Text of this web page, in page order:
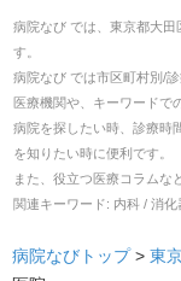
病院なび では、 東京都大田
す。
病院なび では市区町村別/
医療機関や、キーワードで
病院を探したい時、診療時
を知りたい時に便利です。
また、役立つ医療コラムな
関連キーワード: 内科 / 消
病院なびトップ> 東